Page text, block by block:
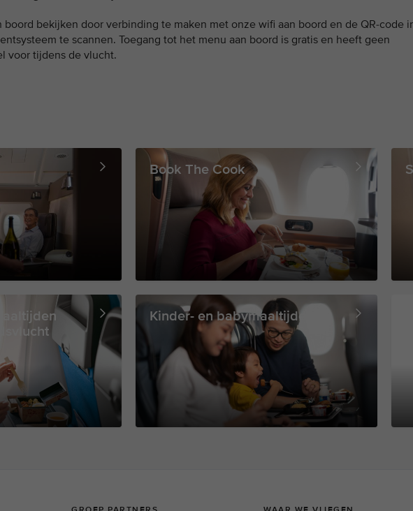
boord bekijken door verbinding te maken met onze wifi aan boord en de QR-code
te scannen. Toegang tot het menu aan boord is gratis en heeft geen
voor tijdens de vlucht.
Book The Cook
Kinder- en babymaaltijden